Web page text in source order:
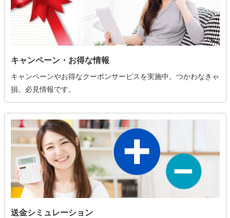
キャンペーン・お得な情報
キャンペーンやお得なクーポンサービスを実施中。つかわなきゃ
損。必見情報です。
送金シミュレーション